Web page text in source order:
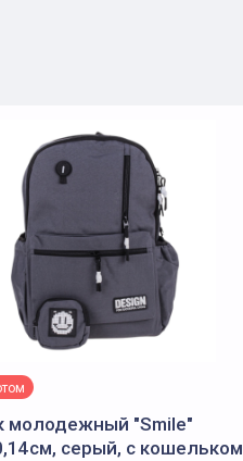
молодежный "Smile"
серый, с кошельком